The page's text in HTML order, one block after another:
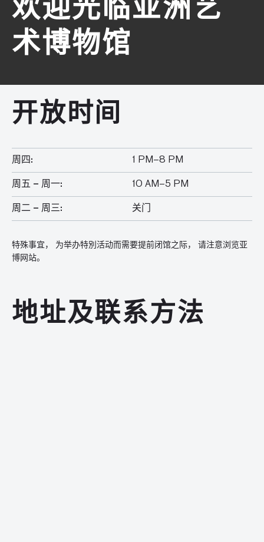
欢迎光临亚洲艺
术博物馆
开放时间
周四: 1 PM–8 PM
周五 – 周一: 10 AM–5 PM
周二 – 周三: 关门
特殊事宜， 为举办特別活动而需要提前闭馆之际， 请注意浏览亚
博网站。
地址及联系方法